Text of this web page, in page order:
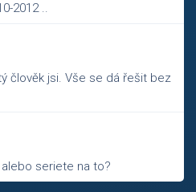
2012 ..
člověk jsi. Vše se dá řešit bez
seriete na to?